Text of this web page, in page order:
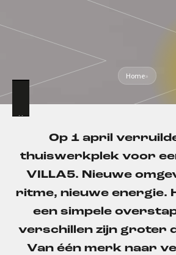
Home»
Op 1 april
thuiswerkplek voor
VILLA5. Nieuwe
ritme, nieuwe energie.
een simpele
verschillen zijn groter
Van één merk naar